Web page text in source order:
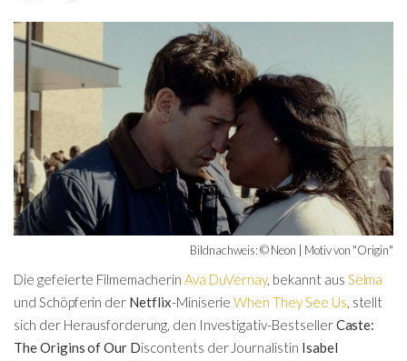
Bildnachweis: © Neon | Motiv von "Origin"
Die gefeierte Filmemacherin Ava DuVernay, bekannt aus Selma
und Schöpferin der Netflix-MiniserieWhen They See Us, stellt
sich der Herausforderung, den Investigativ-BestsellerCaste:
The Origins of Our Discontents der Journalistin Isabel